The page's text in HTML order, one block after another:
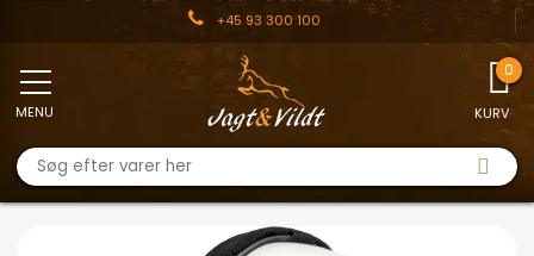
+45 93 300 100
KURV
MENU